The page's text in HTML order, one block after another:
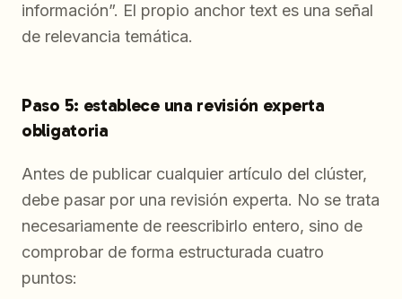
información”. El propio anchor text es una señal
de relevancia temática.
Paso 5: establece una revisión experta
obligatoria
Antes de publicar cualquier artículo del clúster,
debe pasar por una revisión experta. No se trata
necesariamente de reescribirlo entero, sino de
comprobar de forma estructurada cuatro
puntos: